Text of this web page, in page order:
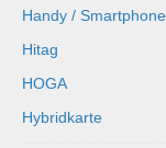
Handy / Smartphone
Hitag
HOGA
Hybridkarte